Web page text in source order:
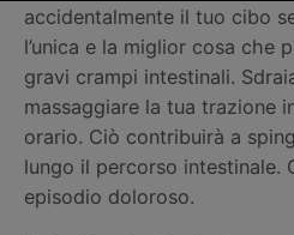
accidentalmente il tuo cibo
l’unica e la miglior cosa che
gravi crampi intestinali.
massaggiare la tua trazione
orario. Ciò contribuirà a
lungo il percorso intestinale.
episodio doloroso.